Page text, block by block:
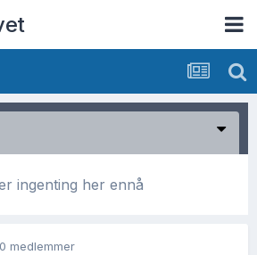
ingenting her ennå
0 medlemmer